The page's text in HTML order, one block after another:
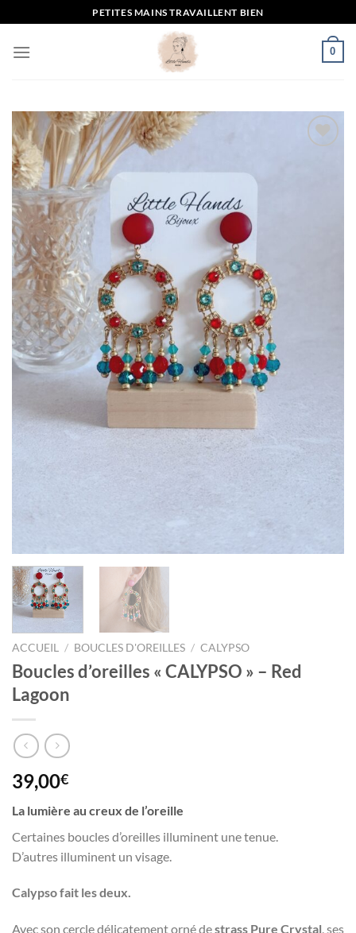
au
contenu
PETITES MAINS TRAVAILLENT BIEN
0
ACCUEIL / BOUCLES D'OREILLES / CALYPSO
Boucles d’oreilles « CALYPSO » – Red
Lagoon
39,00€
La lumière au creux de l’oreille
Certaines boucles d’oreilles illuminent une tenue.
D’autres illuminent un visage.
Calypso fait les deux.
Avec son cercle délicatement orné destrass Pure Crystal, ses